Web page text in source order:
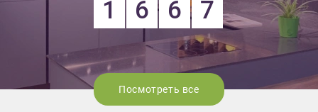
1 6 6 7
Посмотреть все